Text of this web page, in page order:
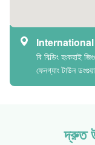
বি বিল্ডিং হংকহাই
ফেনগ্যাং টাউন
দ্রুত